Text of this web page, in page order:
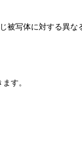
被写体に対する異な
す。